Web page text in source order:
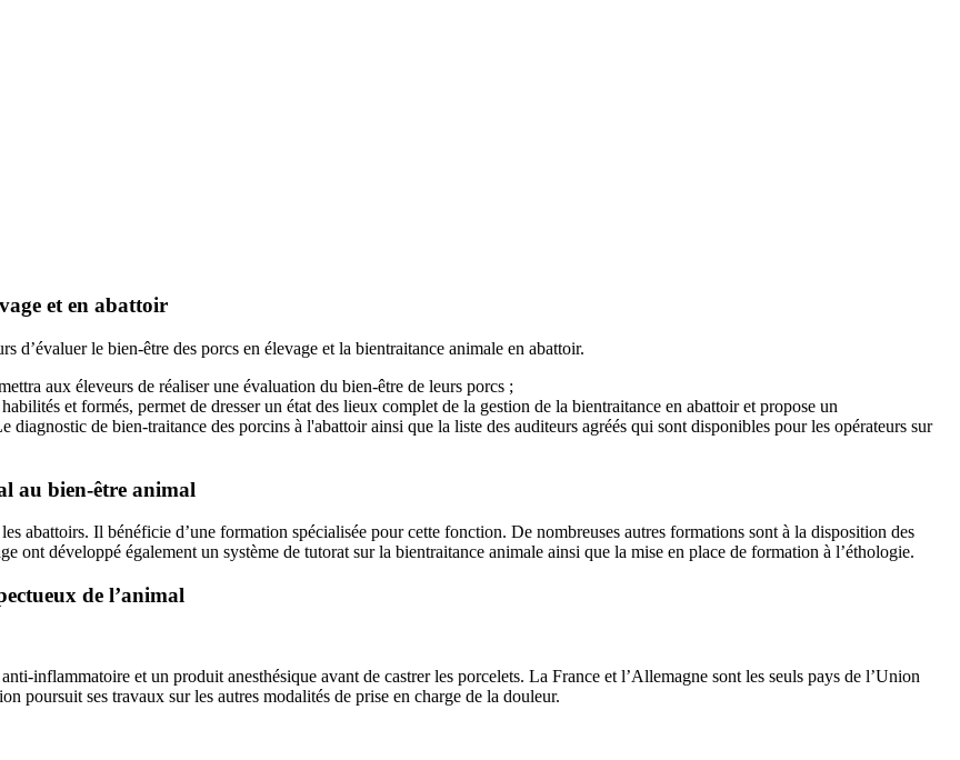
et en abattoir
le bien-être des porcs en élevage et la bientraitance animale en abattoir.
aux éleveurs de réaliser une évaluation du bien-être de leurs porcs ;
et formés, permet de dresser un état des lieux complet de la gestion de la bientraitance en abattoir et propose un
diagnostic de bien-traitance des porcins à l'abattoir ainsi que la liste des auditeurs agréés qui sont disponibles pour les opérateurs sur
au bien-être animal
abattoirs. Il bénéficie d’une formation spécialisée pour cette fonction. De nombreuses autres formations sont à la disposition des
ont développé également un système de tutorat sur la bientraitance animale ainsi que la mise en place de formation à l’éthologie.
de l’animal
inflammatoire et un produit anesthésique avant de castrer les porcelets. La France et l’Allemagne sont les seuls pays de l’Union
poursuit ses travaux sur les autres modalités de prise en charge de la douleur.